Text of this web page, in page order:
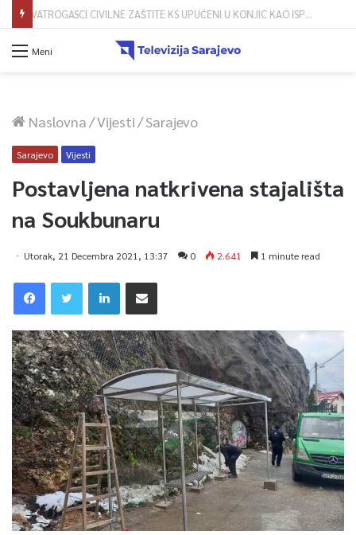
Meni
Naslovna/Vijesti/Sarajevo
Sarajevo Vijesti
Postavljena natkrivena stajališta
na Soukbunaru
Utorak, 21 Decembra 2021, 13:37 0 2.641 1 minute read